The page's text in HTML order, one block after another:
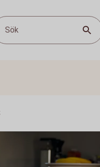
Sök